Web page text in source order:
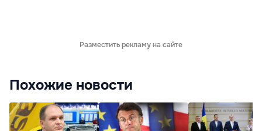
Разместить рекламу на сайте
Похожие новости